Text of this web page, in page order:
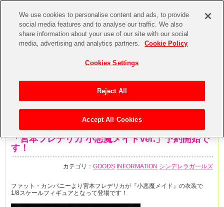
「宮本フレデリカ 小悪魔メイドVer.」予約開始で
す！
カテゴリ：GOODS INFORMATION シンデレラガールズ
ファット・カンパニーより宮本フレデリカが『小悪魔メイド』の衣装で
1/8スケールフィギュアとなって登場です！
We use cookies to personalise content and ads, to provide
social media features and to analyse our traffic. We also
share information about your use of our site with our social
media, advertising and analytics partners.
Cookie Policy
Cookies Settings
Reject All
Accept All Cookies